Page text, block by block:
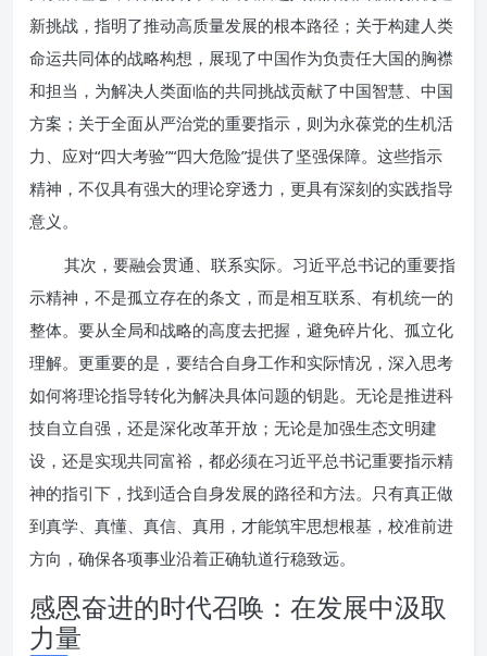
新挑战，指明了推动高质量发展的根本路径；关于构建人类
命运共同体的战略构想，展现了中国作为负责任大国的胸襟
和担当，为解决人类面临的共同挑战贡献了中国智慧、中国
方案；关于全面从严治党的重要指示，则为永葆党的生机活
力、应对“四大考验”“四大危险”提供了坚强保障。这些指示
精神，不仅具有强大的理论穿透力，更具有深刻的实践指导
意义。
其次，要融会贯通、联系实际。习近平总书记的重要指
示精神，不是孤立存在的条文，而是相互联系、有机统一的
整体。要从全局和战略的高度去把握，避免碎片化、孤立化
理解。更重要的是，要结合自身工作和实际情况，深入思考
如何将理论指导转化为解决具体问题的钥匙。无论是推进科
技自立自强，还是深化改革开放；无论是加强生态文明建
设，还是实现共同富裕，都必须在习近平总书记重要指示精
神的指引下，找到适合自身发展的路径和方法。只有真正做
到真学、真懂、真信、真用，才能筑牢思想根基，校准前进
方向，确保各项事业沿着正确轨道行稳致远。
感恩奋进的时代召唤：在发展中汲取
力量